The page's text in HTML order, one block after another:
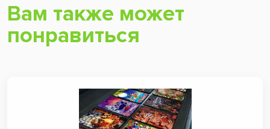
Вам также может
понравиться